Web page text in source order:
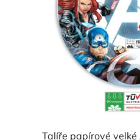
Talíře papírové velké